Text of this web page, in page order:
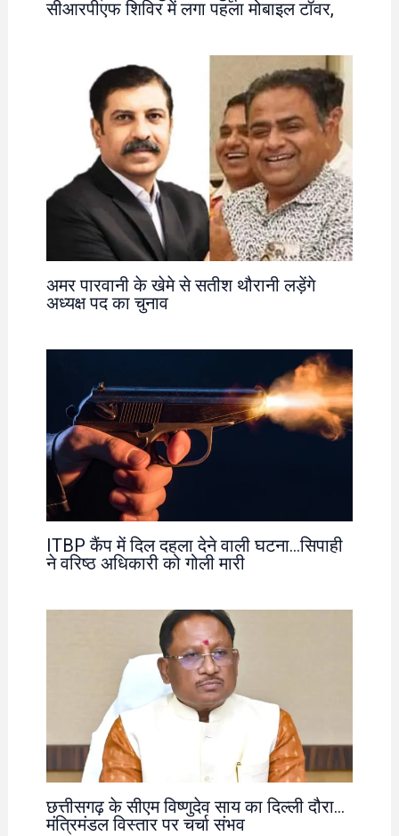
सीआरपीएफ शिविर में लगा पहला मोबाइल टॉवर,
अमर पारवानी के खेमे से सतीश थौरानी लड़ेंगे
अध्यक्ष पद का चुनाव
ITBP कैंप में दिल दहला देने वाली घटना…सिपाही
ने वरिष्ठ अधिकारी को गोली मारी
छत्तीसगढ़ के सीएम विष्णुदेव साय का दिल्ली दौरा…
मंत्रिमंडल विस्तार पर चर्चा संभव